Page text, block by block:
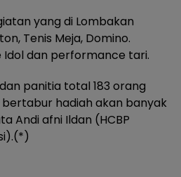
yang di Lombakan
Tenis Meja, Domino.
dan performance tari.
panitia total 183 orang
bertabur hadiah akan banyak
Andi afni Ildan (HCBP